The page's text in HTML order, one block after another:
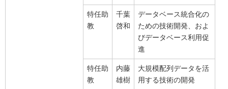
特任助
教
千葉
啓和
データベース統合化の
ための技術開発、およ
びデータベース利用促
進
特任助
教
内藤
雄樹
大規模配列データを活
用する技術の開発